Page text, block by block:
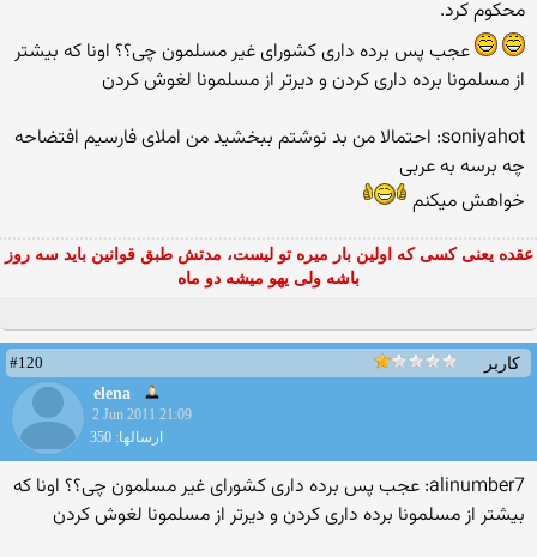
محکوم کرد.
عجب پس برده داری كشورای غیر مسلمون چی؟؟ اونا كه بیشتر
از مسلمونا برده داری كردن و دیرتر از مسلمونا لغوش كردن
soniyahot: احتمالا من بد نوشتم ببخشید من املای فارسیم افتضاحه
چه برسه به عربی
خواهش میكنم
عقده یعنی کسی که اولین بار میره تو لیست، مدتش طبق قوانین باید سه روز
باشه ولی یهو میشه دو ماه
کاربر
#120
elena
2 Jun 2011 21:09
ارسالها: 350
alinumber7: عجب پس برده داری كشورای غیر مسلمون چی؟؟ اونا كه
بیشتر از مسلمونا برده داری كردن و دیرتر از مسلمونا لغوش كردن